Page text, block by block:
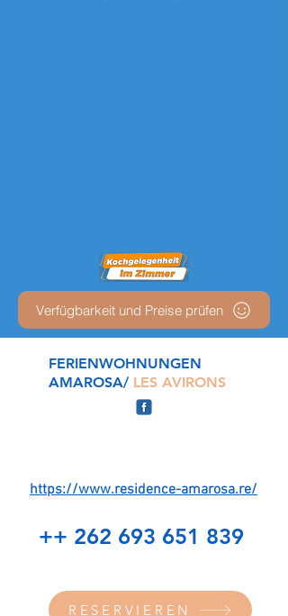
Verfügbarkeit und Preise prüfen
FERIENWOHNUNGEN
AMAROSA/ LES AVIRONS
https://www.residence-amarosa.re/
++ 262 693 651 839
RESERVIEREN